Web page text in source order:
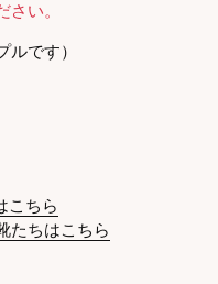
さい。
ルです）
こちら
たちはこちら